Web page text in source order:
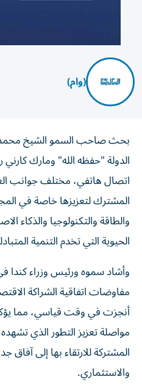
(وام)
بحث صاحب السمو الشيخ محمد
الدولة "حفظه الله" ومارك كارني
اتصال هاتفي، مختلف جوانب
المشترك لتعزيزها خاصة في
والطاقة والتكنولوجيا والذكاء
الحيوية التي تخدم التنمية
وأشاد سموه ورئيس وزراء كندا
مفاوضات اتفاقية الشراكة
أنجزت في وقت قياسي، مما
مواصلة تعزيز التطور الذي تشهده
المشتركة للارتقاء بها إلى
والاستثماري.